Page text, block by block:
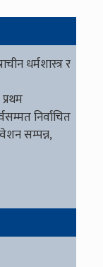
धर्मशास्त्र र
निर्वाचित
सम्पन्न,